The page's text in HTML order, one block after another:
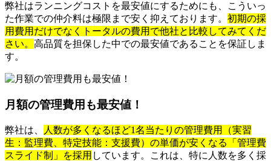
弊社はランニングコストを最安値にするためにも、こういっ
た作業での仲介料は極限まで安く抑えております。 初期の採
用費用だけでなくトータルの費用で他社と比較してみてくだ
さい。 高品質を担保した中での最安値であることを保証しま
す。
月額の管理費用も最安値！
弊社は、
人数が多くなるほど1名当たりの管理費用（実習
生：監理費、特定技能：支援費）の単価が安くなる「管理費
スライド制」を採用 しています。これは、特に人数を多く採